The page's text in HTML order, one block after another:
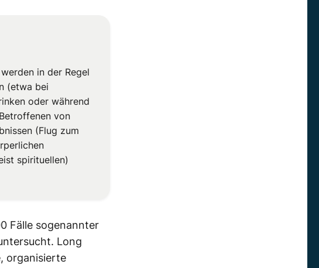
in der Regel
(etwa bei
oder während
von
(Flug zum
spirituellen)
Fälle sogenannter
Long
organisierte